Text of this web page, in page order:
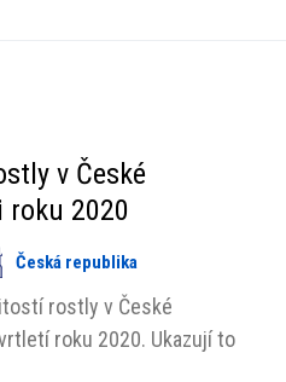
v České
roku 2020
Česká republika
rostly v České
roku 2020. Ukazují to